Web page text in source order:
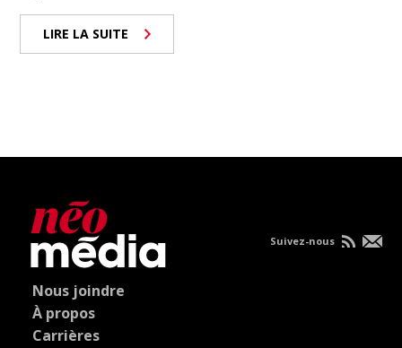
LIRE LA SUITE
Nous joindre
À propos
Carrières
Suivez-nous